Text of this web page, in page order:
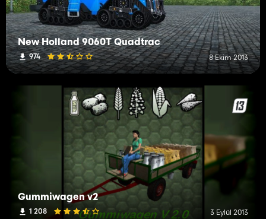
New Holland 9060T Quadtrac
974 8 Ekim 2013
Gummiwagen v2
1 208 3 Eylül 2013